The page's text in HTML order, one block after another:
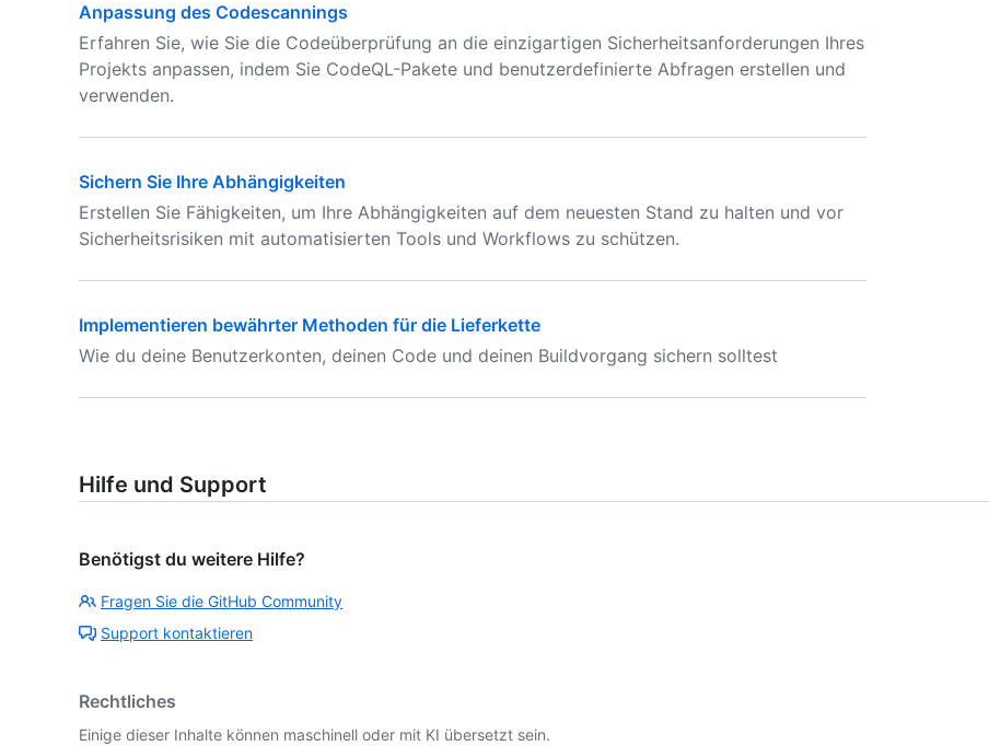
Anpassung des Codescannings
Erfahren Sie, wie Sie die Codeüberprüfung an die einzigartigen Sicherheitsanforderungen Ihres
Projekts anpassen, indem Sie CodeQL-Pakete und benutzerdefinierte Abfragen erstellen und
verwenden.
Sichern Sie Ihre Abhängigkeiten
Erstellen Sie Fähigkeiten, um Ihre Abhängigkeiten auf dem neuesten Stand zu halten und vor
Sicherheitsrisiken mit automatisierten Tools und Workflows zu schützen.
Implementieren bewährter Methoden für die Lieferkette
Wie du deine Benutzerkonten, deinen Code und deinen Buildvorgang sichern solltest
Hilfe und Support
Benötigst du weitere Hilfe?
Fragen Sie die GitHub Community
Support kontaktieren
Rechtliches
Einige dieser Inhalte können maschinell oder mit KI übersetzt sein.